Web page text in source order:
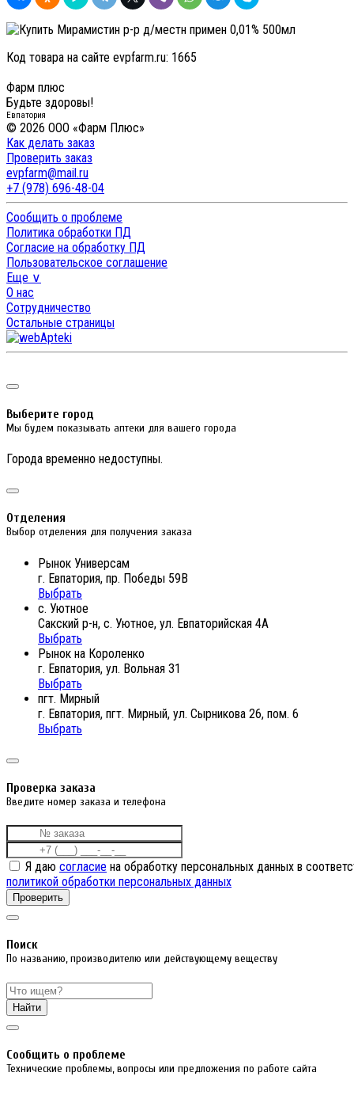
Код товара на сайте evpfarm.ru: 1665
Фарм плюс
Будьте здоровы!
Евпатория
© 2026 ООО «Фарм Плюс»
Как делать заказ
Проверить заказ
evpfarm@mail.ru
+7 (978) 696-48-04
Сообщить о проблеме
Политика обработки ПД
Согласие на обработку ПД
Пользовательское соглашение
Еще ∨
О нас
Сотрудничество
Остальные страницы
Выберите город
Мы будем показывать аптеки для вашего города
Города временно недоступны.
Отделения
Выбор отделения для получения заказа
Рынок Универсам
г. Евпатория, пр. Победы 59В
Выбрать
с. Уютное
Сакский р-н, с. Уютное, ул. Евпаторийская 4А
Выбрать
Рынок на Короленко
г. Евпатория, ул. Вольная 31
Выбрать
пгт. Мирный
г. Евпатория, пгт. Мирный, ул. Сырникова 26, пом. 6
Выбрать
Проверка заказа
Введите номер заказа и телефона
Я даю согласие на обработку персональных данных в
политикой обработки персональных данных
Проверить
Поиск
По названию, производителю или действующему веществу
Найти
Cообщить о проблеме
Технические проблемы, вопросы или предложения по работе сайта